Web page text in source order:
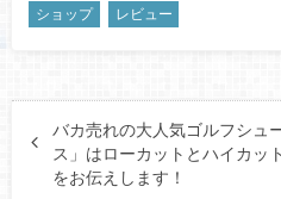
ショップ レビュー
バカ売れの大人気ゴルフシュ
ス」はローカットとハイカッ
をお伝えします！